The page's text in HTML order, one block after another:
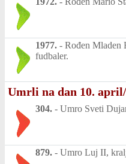
1977. - Rođen Mladen
fudbaler.
Umrli na dan 10.
304. - Umro Sveti
879. - Umro Luj II,